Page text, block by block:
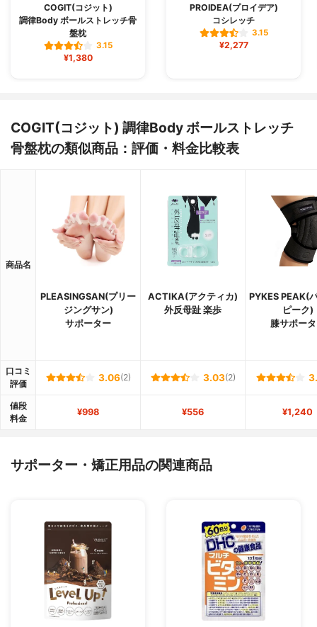
COGIT(コジット)
調律Body ボールストレッチ骨
盤枕
3.15
¥1,380
PROIDEA(プロイデア)
コシレッチ
3.15
¥2,277
COGIT(コジット) 調律Body ボールストレッチ
骨盤枕の類似商品：評価・料金比較表
商品名
PLEASINGSAN(プリー
ジングサン)
サポーター
ACTIKA(アクティカ)
外反母趾 楽歩
PYKES PEAK(
ピーク)
膝サポー
口コミ
評価
3.06(2) 3.03(2)
値段
料金
¥998 ¥556 ¥1,240
サポーター・矯正用品の関連商品